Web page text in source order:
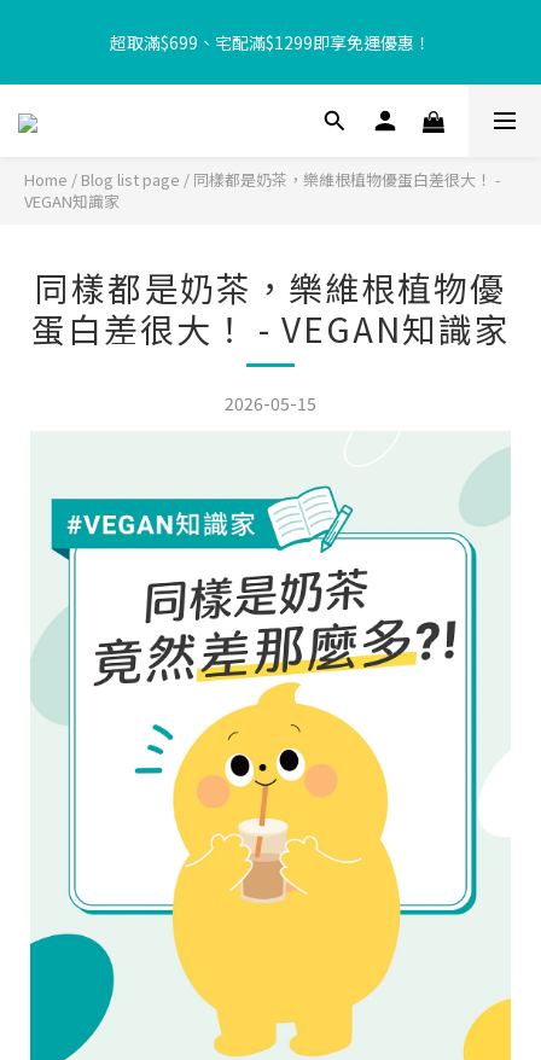
【8月限定⏰】玩遊戲換好禮🎁 豆豆夏令營 等你來報名‼️
超取滿$699、宅配滿$1299即享免運優惠！
【加入樂友享優惠‼️】現在加入會員立享入會禮金 $100，再享全館
【8月限定⏰】玩遊戲換好禮🎁 豆豆夏令營 等你來報名‼️
Home / Blog list page / 同樣都是奶茶，樂維根植物優蛋白差很大！ -
VEGAN知識家
同樣都是奶茶，樂維根植物優
蛋白差很大！ - VEGAN知識家
2026-05-15